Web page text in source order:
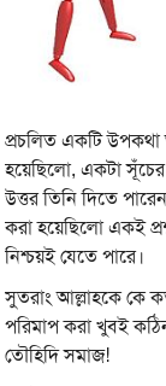
প্রচলিত একটি উপকথা
হয়েছিলো, একটা সূঁচের
উত্তর তিনি দিতে
করা হয়েছিলো একই
নিশ্চয়ই যেতে পারে।
সুতরাং আল্লাহকে কে
পরিমাপ করা খুবই
তৌহিদি সমাজ!